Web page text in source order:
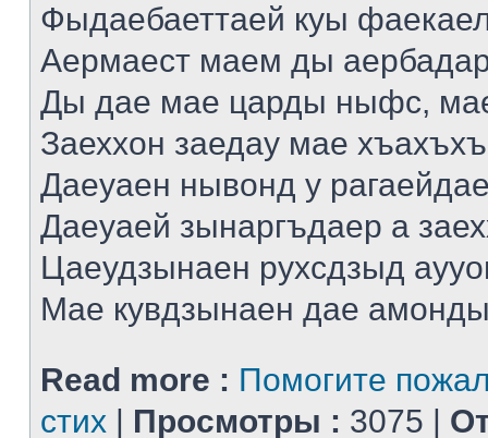
Фыдаебаеттаей куы
Аермаест маем ды
Ды дае мае царды ныфс,
Заеххон заедау мае
Даеуаен нывонд у
Даеуаей зынаргъдаер а
Цаеудзынаен рухсдзыд
Мае кувдзынаен дае
Read more : Помогите
стих | Просмотры : 3075 |